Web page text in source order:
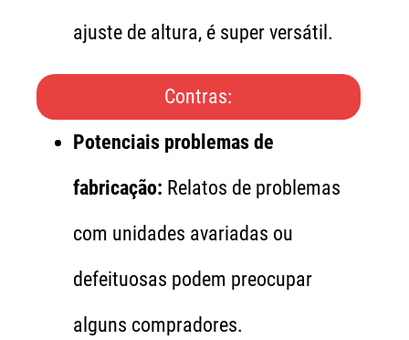
ajuste de altura, é super versátil.
Contras:
Potenciais problemas de
fabricação: Relatos de problemas
com unidades avariadas ou
defeituosas podem preocupar
alguns compradores.